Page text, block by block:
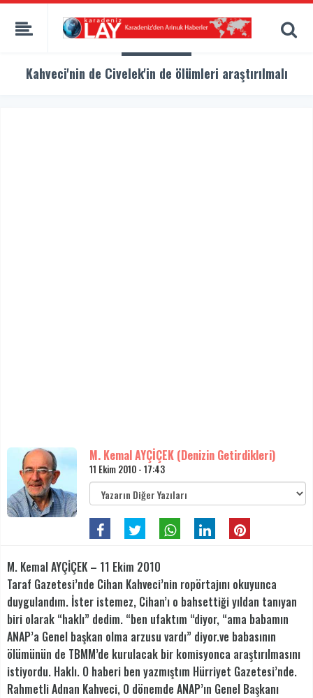
Kahveci'nin de Civelek'in de ölümleri araştırılmalı
M. Kemal AYÇİÇEK (Denizin Getirdikleri)
11 Ekim 2010 - 17:43
M. Kemal AYÇİÇEK – 11 Ekim 2010
Taraf Gazetesi’nde Cihan Kahveci’nin ropörtajını okuyunca
duygulandım. İster istemez, Cihan’ı o bahsettiği yıldan tanıyan
biri olarak “haklı” dedim. “ben ufaktım “diyor, “ama babamın
ANAP’a Genel başkan olma arzusu vardı” diyor.ve babasının
ölümünün de TBMM’de kurulacak bir komisyonca araştırılmasını
istiyordu. Haklı. O haberi ben yazmıştım Hürriyet Gazetesi’nde.
Rahmetli Adnan Kahveci, O dönemde ANAP’ın Genel Başkanı